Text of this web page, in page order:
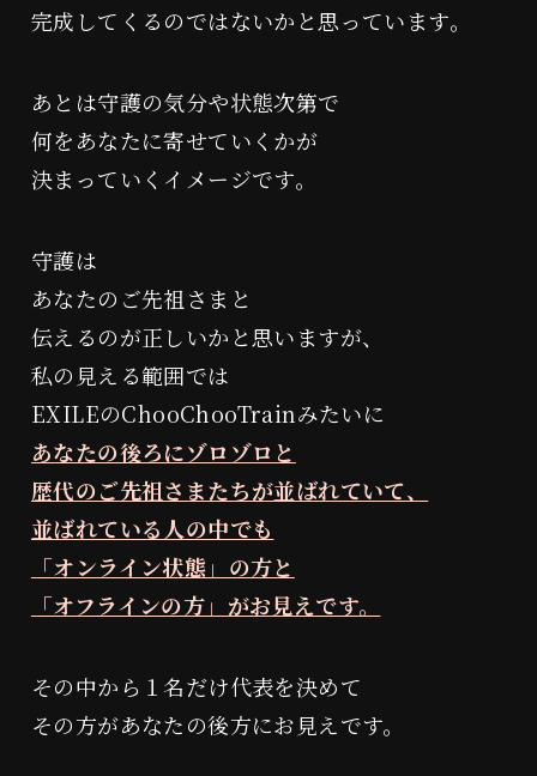
完成してくるのではないかと思っています。
あとは守護の気分や状態次第で
何をあなたに寄せていくかが
決まっていくイメージです。
守護は
あなたのご先祖さまと
伝えるのが正しいかと思いますが、
私の見える範囲では
EXILEのChooChooTrainみたいに
あなたの後ろにゾロゾロと
歴代のご先祖さまたちが並ばれていて、
並ばれている人の中でも
「オンライン状態」の方と
「オフラインの方」がお見えです。
その中から１名だけ代表を決めて
その方があなたの後方にお見えです。